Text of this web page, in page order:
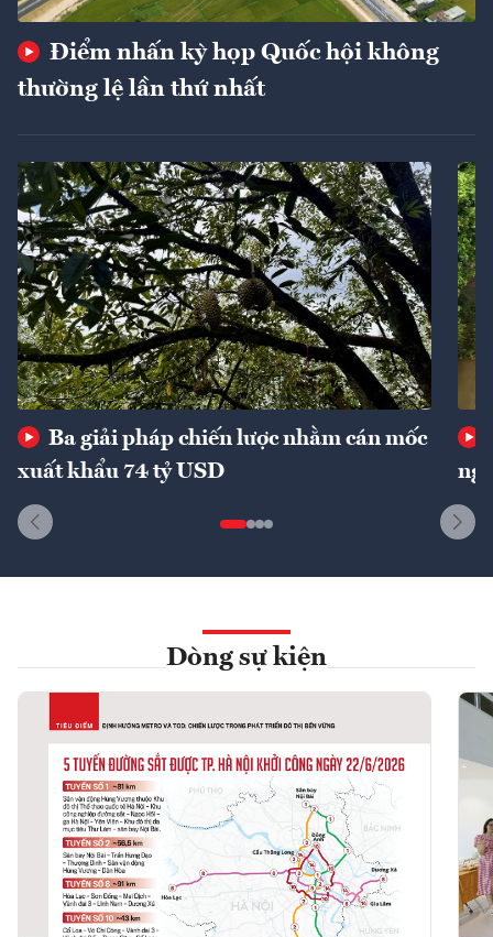
Điểm nhấn kỳ họp Quốc hội không
thường lệ lần thứ nhất
Ba giải pháp chiến lược nhằm cán mốc
xuất khẩu 74 tỷ USD
Dòng sự kiện